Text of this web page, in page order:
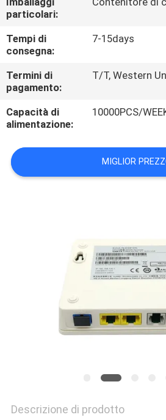
RICHIEDA
UNA
CITAZIONE
MAPPA
SITO
particolari:
Tempi di
consegna:
7-15days
Termini di
pagamento:
T/T, Western
Capacità di
alimentazione:
10000PCS/
MIGLIOR
Descrizione di prodotto